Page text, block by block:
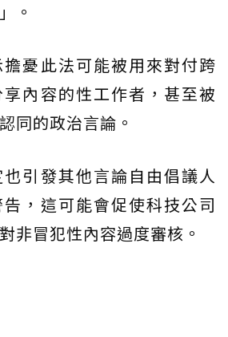
。
憂此法可能被用來對付跨
內容的性工作者，甚至被
同的政治言論。
引發其他言論自由倡議人
，這可能會促使科技公司
非冒犯性內容過度審核。